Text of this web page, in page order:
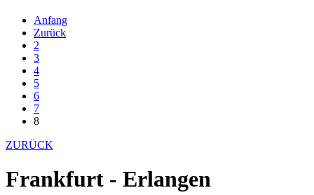
Anfang
Zurück
2
3
4
5
6
7
8
ZURÜCK
Frankfurt - Erlangen